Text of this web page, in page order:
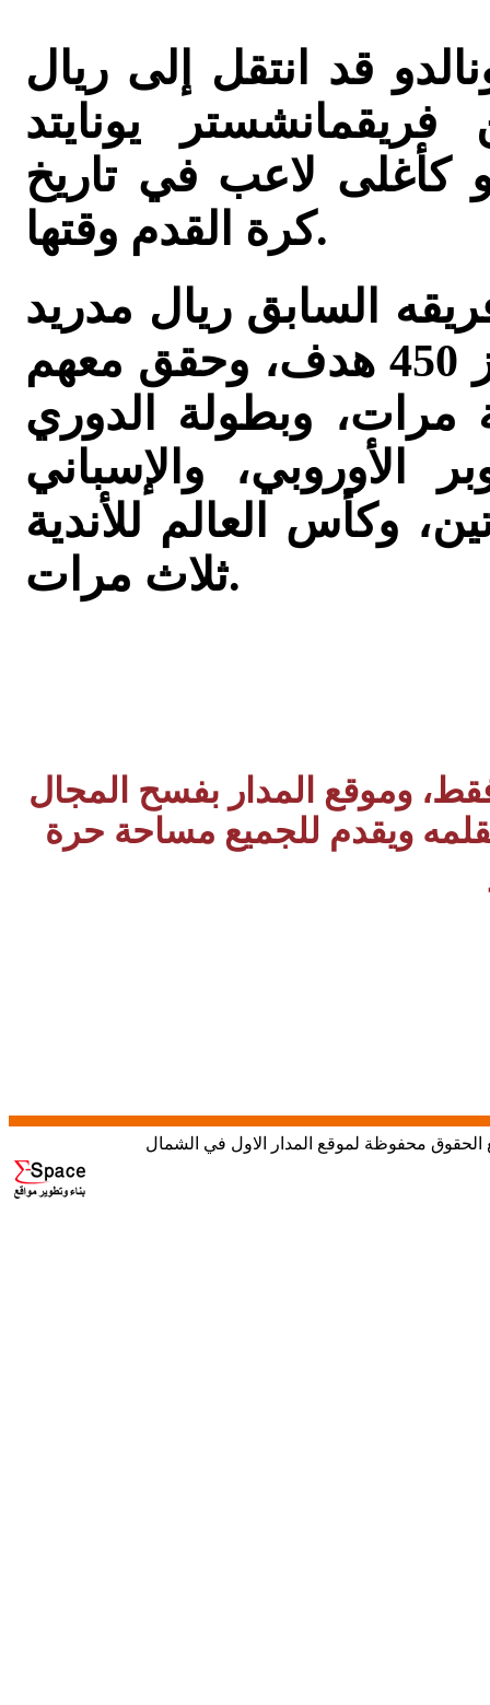
قد انتقل إلى ريال
من فريقمانشستر يونايتد
مليون يورو كأغلى لاعب في تاريخ
كرة القدم وقتها.
السابق ريال مدريد
في 438 مباراة، ونجح في إحراز 450 هدف، وحقق معهم
مرات، وبطولة الدوري
الأوروبي، والإسباني
وكأس العالم للأندية
ثلاث مرات.
وموقع المدار بفسح المجال
ويقدم للجميع مساحة حرة